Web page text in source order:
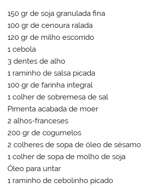
150 gr de soja granulada fina
100 gr de cenoura ralada
120 gr de milho escorrido
1 cebola
3 dentes de alho
1 raminho de salsa picada
100 gr de farinha integral
1 colher de sobremesa de sal
Pimenta acabada de moer
2 alhos-franceses
200 gr de cogumelos
2 colheres de sopa de óleo de sésamo
1 colher de sopa de molho de soja
Óleo para untar
1 raminho de cebolinho picado